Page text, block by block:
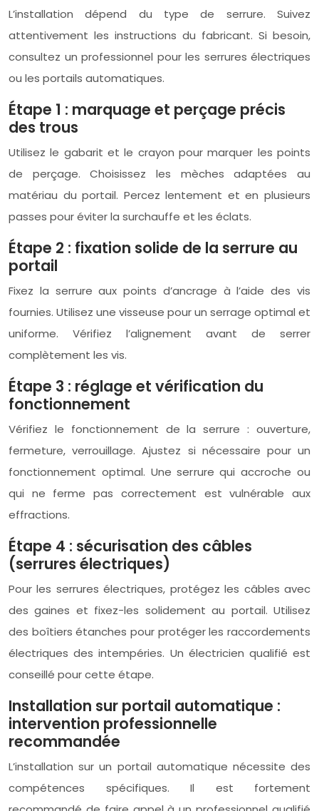
L’installation dépend du type de serrure. Suivez
attentivement les instructions du fabricant. Si besoin,
consultez un professionnel pour les serrures électriques
ou les portails automatiques.
Étape 1 : marquage et perçage précis
des trous
Utilisez le gabarit et le crayon pour marquer les points
de perçage. Choisissez les mèches adaptées au
matériau du portail. Percez lentement et en plusieurs
passes pour éviter la surchauffe et les éclats.
Étape 2 : fixation solide de la serrure au
portail
Fixez la serrure aux points d’ancrage à l’aide des vis
fournies. Utilisez une visseuse pour un serrage optimal et
uniforme. Vérifiez l’alignement avant de serrer
complètement les vis.
Étape 3 : réglage et vérification du
fonctionnement
Vérifiez le fonctionnement de la serrure : ouverture,
fermeture, verrouillage. Ajustez si nécessaire pour un
fonctionnement optimal. Une serrure qui accroche ou
qui ne ferme pas correctement est vulnérable aux
effractions.
Étape 4 : sécurisation des câbles
(serrures électriques)
Pour les serrures électriques, protégez les câbles avec
des gaines et fixez-les solidement au portail. Utilisez
des boîtiers étanches pour protéger les raccordements
électriques des intempéries. Un électricien qualifié est
conseillé pour cette étape.
Installation sur portail automatique :
intervention professionnelle
recommandée
L’installation sur un portail automatique nécessite des
compétences spécifiques. Il est fortement